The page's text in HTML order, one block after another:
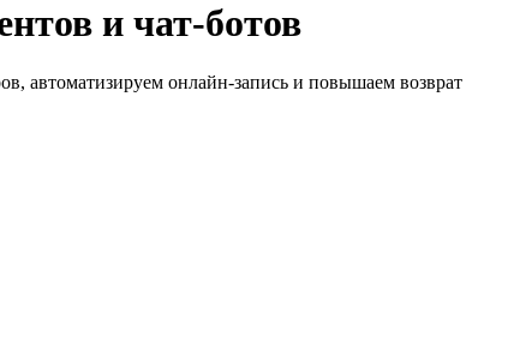
и чат-ботов
автоматизируем онлайн-запись и повышаем возврат